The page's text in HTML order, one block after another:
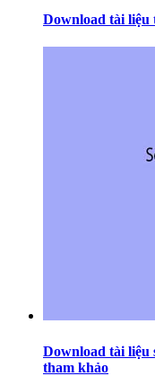
Download tài liệu
Download tài liệu
tham khảo